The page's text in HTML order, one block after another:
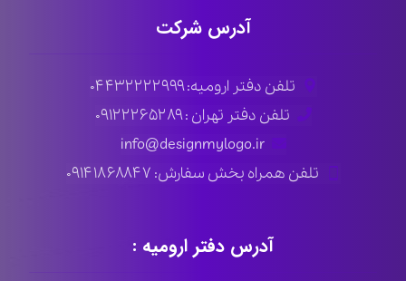
آدرس شرکت
تلفن دفتر ارومیه: ۰۴۴۳۲۲۲۲۹۹۹
تلفن دفتر تهران : ۰۹۱۲۲۲۶۵۲۸۹
info@designmylogo.ir
تلفن همراه بخش سفارش: ۰۹۱۴۱۸۶۸۸۴۷
آدرس دفتر ارومیه :